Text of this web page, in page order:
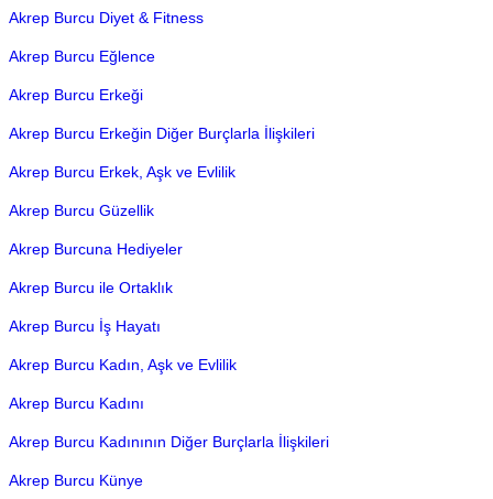
Akrep Burcu Diyet & Fitness
Akrep Burcu Eğlence
Akrep Burcu Erkeği
Akrep Burcu Erkeğin Diğer Burçlarla İlişkileri
Akrep Burcu Erkek, Aşk ve Evlilik
Akrep Burcu Güzellik
Akrep Burcuna Hediyeler
Akrep Burcu ile Ortaklık
Akrep Burcu İş Hayatı
Akrep Burcu Kadın, Aşk ve Evlilik
Akrep Burcu Kadını
Akrep Burcu Kadınının Diğer Burçlarla İlişkileri
Akrep Burcu Künye